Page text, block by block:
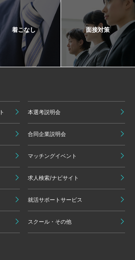
着こなし 面接対策
本選考説明会
合同企業説明会
マッチングイベント
求人検索/ナビサイト
就活サポートサービス
スクール・その他